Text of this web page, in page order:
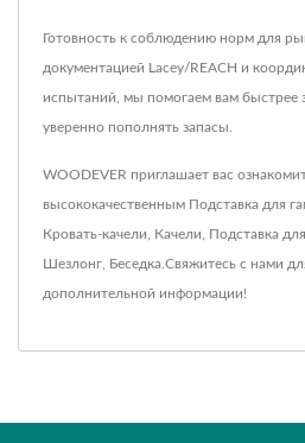
Готовность к соблюдению норм для
документацией Lacey/REACH и
испытаний, мы помогаем вам быстрее
уверенно пополнять запасы.
WOODEVER приглашает вас
высококачественным Подставка для
Кровать-качели Качели Подставка
Шезлонг Беседка Свяжитесь с нами
дополнительной информации!